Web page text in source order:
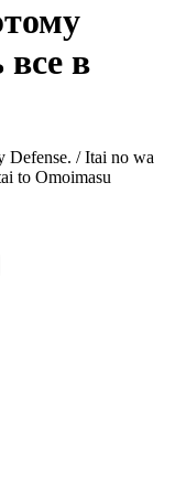
в
/ Itai no wa
to Omoimasu